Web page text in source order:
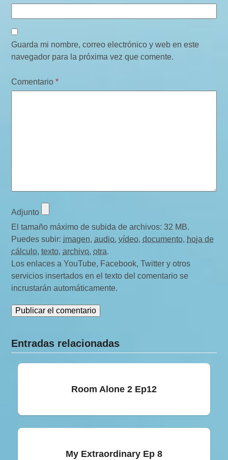
Guarda mi nombre, correo electrónico y web en este
navegador para la próxima vez que comente.
Comentario*
Adjunto
El tamaño máximo de subida de archivos: 32 MB.
Puedes subir: imagen,audio,vídeo,documento, hoja de
cálculo,texto,archivo,otra.
Los enlaces a YouTube, Facebook, Twitter y otros
servicios insertados en el texto del comentario se
incrustarán automáticamente.
Entradas relacionadas
Room Alone 2 Ep12
My Extraordinary Ep 8